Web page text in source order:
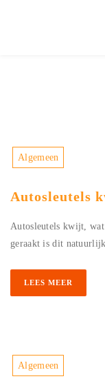
Algemeen
Autosleutels
Autosleutels kwijt,
geraakt is dit
LEES MEER
Algemeen